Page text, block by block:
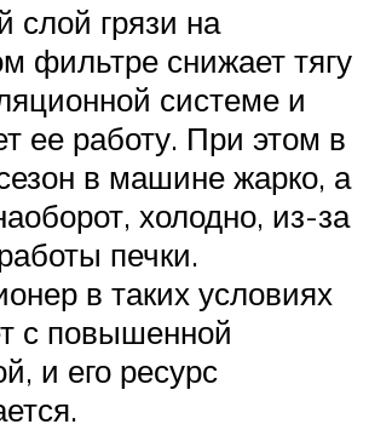
слой грязи на
фильтре снижает тягу
системе и
ее работу. При этом в
в машине жарко, а
холодно, из-за
печки.
в таких условиях
с повышенной
и его ресурс